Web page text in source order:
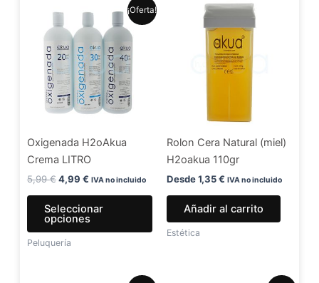
¡Oferta!
Oxigenada H2oAkua
Crema LITRO
5,99€
original
era:
5,99 €.
4,99 €
precio
actual
4,99 €.
IVA no incluido
Seleccionar
opciones
Este
producto
pueden
elegir
la
página
de
Peluquería
Rolon Cera Natural (miel)
H2oakua 110gr
Desde1,35€ IVA no incluido
Añadir al carrito
Estética